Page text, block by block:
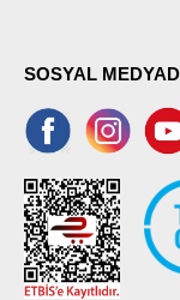
SOSYAL